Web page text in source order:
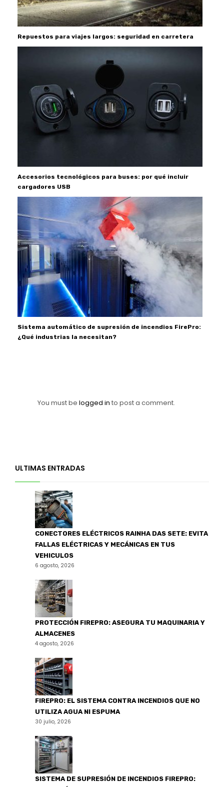
Repuestos para viajes largos: seguridad en carretera
Accesorios tecnológicos para buses: por qué incluir
cargadores USB
Sistema automático de supresión de incendios FirePro:
¿Qué industrias la necesitan?
You must be logged in to post a comment.
ULTIMAS ENTRADAS
CONECTORES ELÉCTRICOS RAINHA DAS SETE: EVITA
FALLAS ELÉCTRICAS Y MECÁNICAS EN TUS
VEHICULOS
6 agosto, 2026
PROTECCIÓN FIREPRO: ASEGURA TU MAQUINARIA Y
ALMACENES
4 agosto, 2026
FIREPRO: EL SISTEMA CONTRA INCENDIOS QUE NO
UTILIZA AGUA NI ESPUMA
30 julio, 2026
SISTEMA DE SUPRESIÓN DE INCENDIOS FIREPRO: